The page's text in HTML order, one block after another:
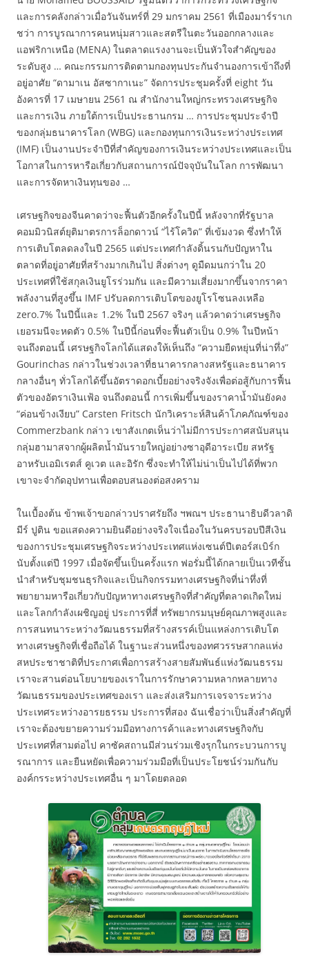
และการคลังกล่าวเมื่อวันจันทร์ที่ 29 มกราคม 2561 ที่เมืองมาร์ราเก
ชว่า การบูรณาการคนหนุ่มสาวและสตรีในตะวันออกกลางและ
แอฟริกาเหนือ (MENA) ในตลาดแรงงานจะเป็นหัวใจสำคัญของ
ระดับสูง … คณะกรรมการติดตามกองทุนประกันจำนองการเข้าถึงที่
อยู่อาศัย “ดามาเน อัสซากาเนะ” จัดการประชุมครั้งที่ eight วัน
อังคารที่ 17 เมษายน 2561 ณ สำนักงานใหญ่กระทรวงเศรษฐกิจ
และการเงิน ภายใต้การเป็นประธานกรม … การประชุมประจำปี
ของกลุ่มธนาคารโลก (WBG) และกองทุนการเงินระหว่างประเทศ
(IMF) เป็นงานประจำปีที่สำคัญของการเงินระหว่างประเทศและเป็น
โอกาสในการหารือเกี่ยวกับสถานการณ์ปัจจุบันในโลก การพัฒนา
และการจัดหาเงินทุนของ …
เศรษฐกิจของจีนคาดว่าจะฟื้นตัวอีกครั้งในปีนี้ หลังจากที่รัฐบาล
คอมมิวนิสต์ยุติมาตรการล็อกดาวน์ “ไร้โควิด” ที่เข้มงวด ซึ่งทำให้
การเติบโตลดลงในปี 2565 แต่ประเทศกำลังดิ้นรนกับปัญหาใน
ตลาดที่อยู่อาศัยที่สร้างมากเกินไป สิ่งต่างๆ ดูมืดมนกว่าใน 20
ประเทศที่ใช้สกุลเงินยูโรร่วมกัน และมีความเสี่ยงมากขึ้นจากราคา
พลังงานที่สูงขึ้น IMF ปรับลดการเติบโตของยูโรโซนลงเหลือ
zero.7% ในปีนี้และ 1.2% ในปี 2567 จริงๆ แล้วคาดว่าเศรษฐกิจ
เยอรมนีจะหดตัว 0.5% ในปีนี้ก่อนที่จะฟื้นตัวเป็น 0.9% ในปีหน้า
จนถึงตอนนี้ เศรษฐกิจโลกได้แสดงให้เห็นถึง “ความยืดหยุ่นที่น่าทึ่ง”
Gourinchas กล่าวในช่วงเวลาที่ธนาคารกลางสหรัฐและธนาคาร
กลางอื่นๆ ทั่วโลกได้ขึ้นอัตราดอกเบี้ยอย่างจริงจังเพื่อต่อสู้กับการฟื้น
ตัวของอัตราเงินเฟ้อ จนถึงตอนนี้ การเพิ่มขึ้นของราคาน้ำมันยังคง
“ค่อนข้างเงียบ” Carsten Fritsch นักวิเคราะห์สินค้าโภคภัณฑ์ของ
Commerzbank กล่าว เขาสังเกตเห็นว่าไม่มีการประกาศสนับสนุน
กลุ่มฮามาสจากผู้ผลิตน้ำมันรายใหญ่อย่างซาอุดีอาระเบีย สหรัฐ
อาหรับเอมิเรตส์ คูเวต และอิรัก ซึ่งจะทำให้ไม่น่าเป็นไปได้ที่พวก
เขาจะจำกัดอุปทานเพื่อตอบสนองต่อสงคราม
ในเบื้องต้น ข้าพเจ้าขอกล่าวปราศรัยถึง ฯพณฯ ประธานาธิบดีวลาดิ
มีร์ ปูติน ขอแสดงความยินดีอย่างจริงใจเนื่องในวันครบรอบปีสีเงิน
ของการประชุมเศรษฐกิจระหว่างประเทศแห่งเซนต์ปีเตอร์สเบิร์ก
นับตั้งแต่ปี 1997 เมื่อจัดขึ้นเป็นครั้งแรก ฟอรั่มนี้ได้กลายเป็นเวทีชั้น
นำสำหรับชุมชนธุรกิจและเป็นกิจกรรมทางเศรษฐกิจที่น่าทึ่งที่
พยายามหารือเกี่ยวกับปัญหาทางเศรษฐกิจที่สำคัญที่ตลาดเกิดใหม่
และโลกกำลังเผชิญอยู่ ประการที่สี่ ทรัพยากรมนุษย์คุณภาพสูงและ
การสนทนาระหว่างวัฒนธรรมที่สร้างสรรค์เป็นแหล่งการเติบโต
ทางเศรษฐกิจที่เชื่อถือได้ ในฐานะส่วนหนึ่งของทศวรรษสากลแห่ง
สหประชาชาติที่ประกาศเพื่อการสร้างสายสัมพันธ์แห่งวัฒนธรรม
เราจะสานต่อนโยบายของเราในการรักษาความหลากหลายทาง
วัฒนธรรมของประเทศของเรา และส่งเสริมการเจรจาระหว่าง
ประเทศระหว่างอารยธรรม ประการที่สอง ฉันเชื่อว่าเป็นสิ่งสำคัญที่
เราจะต้องขยายความร่วมมือทางการค้าและทางเศรษฐกิจกับ
ประเทศที่สามต่อไป คาซัคสถานมีส่วนร่วมเชิงรุกในกระบวนการบู
รณาการ และยืนหยัดเพื่อความร่วมมือที่เป็นประโยชน์ร่วมกันกับ
องค์กรระหว่างประเทศอื่น ๆ มาโดยตลอด